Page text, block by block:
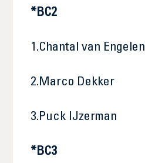
*BC2
1.Chantal van Engelen
2.Marco Dekker
3.Puck IJzerman
*BC3